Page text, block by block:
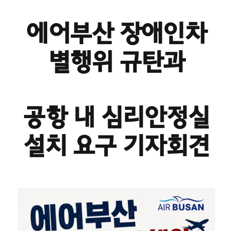
에어부산 장애인차
별행위 규탄과
공항 내 심리안정실
설치 요구 기자회견